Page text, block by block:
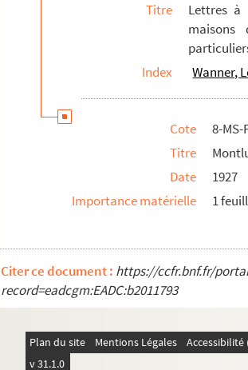
Titre
Lettres à
maisons
Index
Wanner,
Cote
8-MS-
Titre
Date
1927
Importance matérielle
1
Citer ce document : https://ccfr.bnf.fr/
record=eadcgm:EADC:b2011793
Plan du site Mentions Légales
v 31.1.0